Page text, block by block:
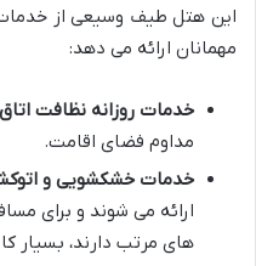
این هتل طیف وسیعی از خدمات
مهمانان ارائه می دهد:
خدمات روزانه نظافت
مداوم فضای اقامت.
خدمات خشکشویی و
ارائه می شوند و برای
های مرتب دارند، بسیار